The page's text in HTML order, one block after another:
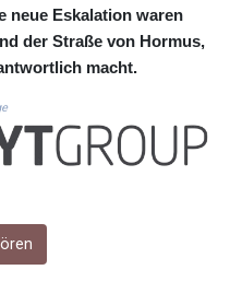
0.857346
0.857708
3.016476
13.535365
0.857346
85.360325
241.302858
9.049284
neue Eskalation waren
der Straße von Hormus,
macht.